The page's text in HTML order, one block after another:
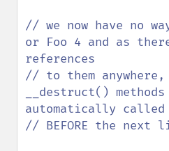
// we now have no
or Foo 4 and as
references
// to them
__destruct()
automatically called
// BEFORE the next